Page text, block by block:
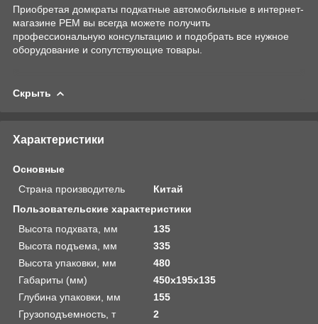
Приобретая домкраты подкатные автомобильные в интернет-
магазине РЕМ вы всегда можете получить
профессиональную консультацию и подобрать все нужное
оборудование и сопутствующие товары.
Скрыть
Характеристики
Основные
Страна производитель
Китай
Пользовательские характеристики
Высота подхвата, мм
135
Высота подъема, мм
335
Высота упаковки, мм
480
Габариты (мм)
450х195х135
Глубина упаковки, мм
155
Грузоподъемность, т
2